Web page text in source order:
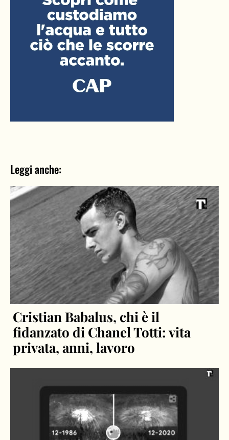
Leggi anche:
Cristian Babalus, chi è il
fidanzato di Chanel Totti: vita
privata, anni, lavoro